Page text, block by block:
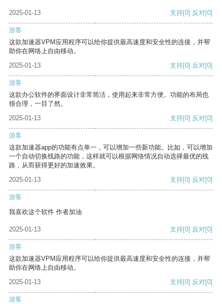
2025-01-13 支持[0] 反对[0]
游客
这款加速器VPM应用程序可以给你提供最高速度和安全性的连接，并帮
助你在网络上自由移动。
2025-01-13
支持[0] 反对[0]
游客
这款办公软件的界面设计非常简洁，使用起来非常方便。功能的布局也
很合理，一目了然。
2025-01-13
支持[0] 反对[0]
游客
这款加速器app的功能有点单一，可以增加一些新功能。比如，可以增加
一个自动切换线路的功能，这样就可以根据网络情况自动选择最优的线
路，从而获得更好的加速效果。
2025-01-13
支持[0] 反对[0]
游客
我喜欢这个软件 作者加油
2025-01-13 支持[0] 反对[0]
游客
这款加速器VPM应用程序可以给你提供最高速度和安全性的连接，并帮
助你在网络上自由移动。
2025-01-13
支持[0] 反对[0]
游客